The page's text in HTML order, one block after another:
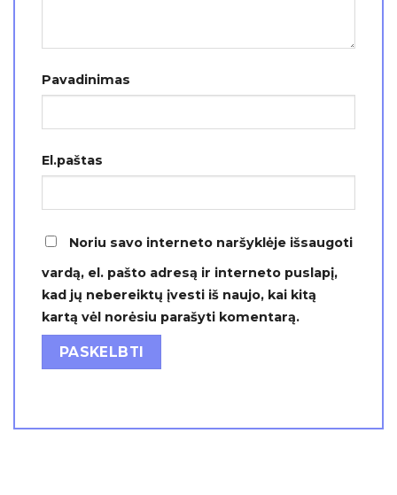
Pavadinimas
El.paštas
Noriu savo interneto naršyklėje išsaugoti
vardą, el. pašto adresą ir interneto puslapį,
kad jų nebereiktų įvesti iš naujo, kai kitą
kartą vėl norėsiu parašyti komentarą.